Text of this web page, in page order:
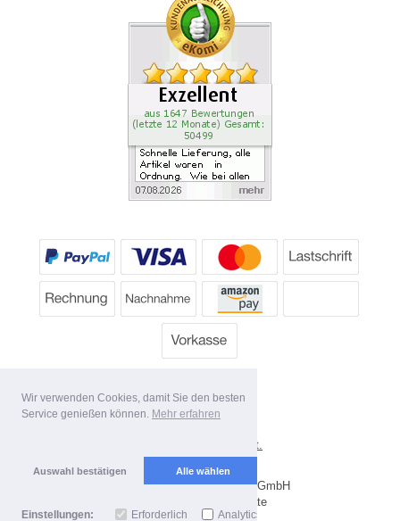
Wir verwenden Cookies, damit Sie den besten
Service genießen können. Mehr erfahren
Auswahl bestätigen Alle wählen
Einstellungen: Erforderlich Analytics
Alle Preise inkl. MwSt.
Lieferbedingungen
Copyright 2026 by Dartpoint GmbH
Mobile Shop by Shopgate